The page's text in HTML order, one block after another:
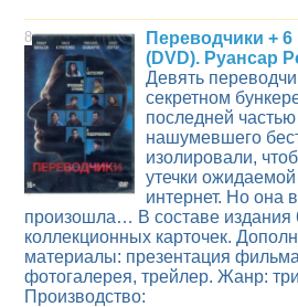
8
Переводчики + 6
(DVD). Руансар
Девять
секретном
последней
нашумевшего
изолировали,
утечки
интернет. Но она
произошла… В составе издания
коллекционных карточек.
материалы: презентация
фотогалерея, трейлер. Жанр:
Производство: